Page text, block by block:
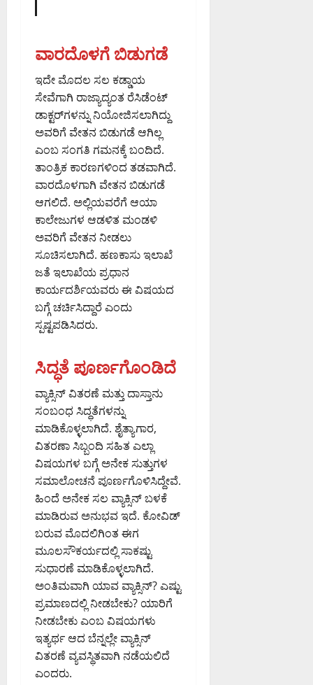
ವಾರದೊಳಗೆ ಬಿಡುಗಡೆ
ಇದೇ ಮೊದಲ ಸಲ ಕಡ್ಡಾಯ
ಸೇವೆಗಾಗಿ ರಾಜ್ಯಾದ್ಯಂತ ರೆಸಿಡೆಂಟ್‌
ಡಾಕ್ಟರ್‌ಗಳನ್ನು ನಿಯೋಜಿಸಲಾಗಿದ್ದು
ಅವರಿಗೆ ವೇತನ ಬಿಡುಗಡೆ ಆಗಿಲ್ಲ
ಎಂಬ ಸಂಗತಿ ಗಮನಕ್ಕೆ ಬಂದಿದೆ.
ತಾಂತ್ರಿಕ ಕಾರಣಗಳಿಂದ ತಡವಾಗಿದೆ.
ವಾರದೊಳಗಾಗಿ ವೇತನ ಬಿಡುಗಡೆ
ಆಗಲಿದೆ. ಅಲ್ಲಿಯವರೆಗೆ ಆಯಾ
ಕಾಲೇಜುಗಳ ಆಡಳಿತ ಮಂಡಳಿ
ಅವರಿಗೆ ವೇತನ ನೀಡಲು
ಸೂಚಿಸಲಾಗಿದೆ. ಹಣಕಾಸು ಇಲಾಖೆ
ಜತೆ ಇಲಾಖೆಯ ಪ್ರಧಾನ
ಕಾರ್ಯದರ್ಶಿಯವರು ಈ ವಿಷಯದ
ಬಗ್ಗೆ ಚರ್ಚಿಸಿದ್ದಾರೆ ಎಂದು
ಸ್ಪಷ್ಟಪಡಿಸಿದರು.
ಸಿದ್ಧತೆ ಪೂರ್ಣಗೊಂಡಿದೆ
ವ್ಯಾಕ್ಸಿನ್‌ ವಿತರಣೆ ಮತ್ತು ದಾಸ್ತಾನು
ಸಂಬಂಧ ಸಿದ್ಧತೆಗಳನ್ನು
ಮಾಡಿಕೊಳ್ಳಲಾಗಿದೆ. ಶೈತ್ಯಾಗಾರ,
ವಿತರಣಾ ಸಿಬ್ಬಂದಿ ಸಹಿತ ಎಲ್ಲಾ
ವಿಷಯಗಳ ಬಗ್ಗೆ ಅನೇಕ ಸುತ್ತುಗಳ
ಸಮಾಲೋಚನೆ ಪೂರ್ಣಗೊಳಿಸಿದ್ದೇವೆ.
ಹಿಂದೆ ಅನೇಕ ಸಲ ವ್ಯಾಕ್ಸಿನ್‌ ಬಳಕೆ
ಮಾಡಿರುವ ಅನುಭವ ಇದೆ. ಕೋವಿಡ್‌
ಬರುವ ಮೊದಲಿಗಿಂತ ಈಗ
ಮೂಲಸೌಕರ್ಯದಲ್ಲಿ ಸಾಕಷ್ಟು
ಸುಧಾರಣೆ ಮಾಡಿಕೊಳ್ಳಲಾಗಿದೆ.
ಅಂತಿಮವಾಗಿ ಯಾವ ವ್ಯಾಕ್ಸಿನ್? ಎಷ್ಟು
ಪ್ರಮಾಣದಲ್ಲಿ ನೀಡಬೇಕು? ಯಾರಿಗೆ
ನೀಡಬೇಕು ಎಂಬ ವಿಷಯಗಳು
ಇತ್ಯರ್ಥ ಆದ ಬೆನ್ನಲ್ಲೇ ವ್ಯಾಕ್ಸಿನ್‌
ವಿತರಣೆ ವ್ಯವಸ್ಥಿತವಾಗಿ ನಡೆಯಲಿದೆ
ಎಂದರು.